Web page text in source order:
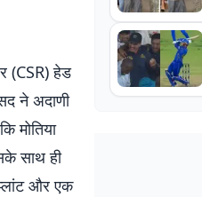
(CSR) हेड
ने अदाणी
मोतिया
साथ ही
और एक